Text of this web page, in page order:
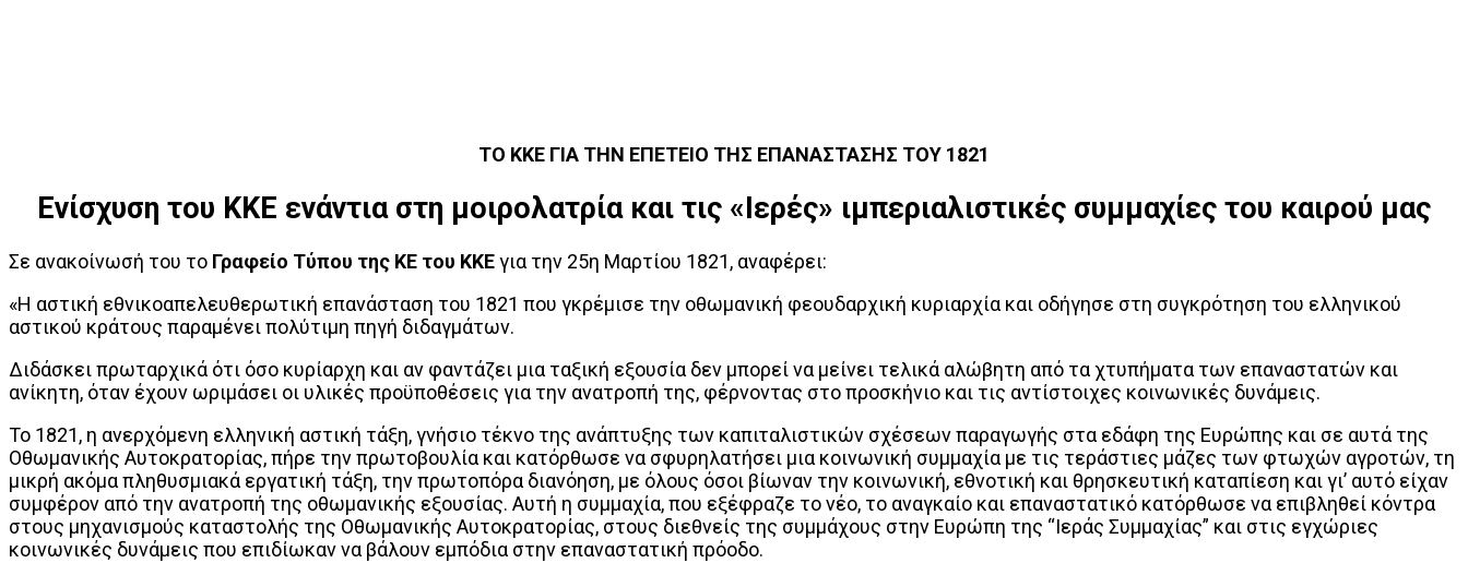
ΤΟ ΚΚΕ ΓΙΑ ΤΗΝ ΕΠΕΤΕΙΟ ΤΗΣ ΕΠΑΝΑΣΤΑΣΗΣ ΤΟΥ 1821
Ενίσχυση του ΚΚΕ ενάντια στη μοιρολατρία και τις «Ιερές» ιμπεριαλιστικές συμμαχίες του καιρού μας
Σε ανακοίνωσή του το Γραφείο Τύπου της ΚΕ του ΚΚΕγια την 25η Μαρτίου 1821, αναφέρει:
«Η αστική εθνικοαπελευθερωτική επανάσταση του 1821 που γκρέμισε την οθωμανική φεουδαρχική κυριαρχία και οδήγησε στη συγκρότηση του ελληνικού
αστικού κράτους παραμένει πολύτιμη πηγή διδαγμάτων.
Διδάσκει πρωταρχικά ότι όσο κυρίαρχη και αν φαντάζει μια ταξική εξουσία δεν μπορεί να μείνει τελικά αλώβητη από τα χτυπήματα των επαναστατών και
ανίκητη, όταν έχουν ωριμάσει οι υλικές προϋποθέσεις για την ανατροπή της, φέρνοντας στο προσκήνιο και τις αντίστοιχες κοινωνικές δυνάμεις.
Το 1821, η ανερχόμενη ελληνική αστική τάξη, γνήσιο τέκνο της ανάπτυξης των καπιταλιστικών σχέσεων παραγωγής στα εδάφη της Ευρώπης και σε αυτά της
Οθωμανικής Αυτοκρατορίας, πήρε την πρωτοβουλία και κατόρθωσε να σφυρηλατήσει μια κοινωνική συμμαχία με τις τεράστιες μάζες των φτωχών αγροτών, τη
μικρή ακόμα πληθυσμιακά εργατική τάξη, την πρωτοπόρα διανόηση, με όλους όσοι βίωναν την κοινωνική, εθνοτική και θρησκευτική καταπίεση και γι’ αυτό είχαν
συμφέρον από την ανατροπή της οθωμανικής εξουσίας. Αυτή η συμμαχία, που εξέφραζε το νέο, το αναγκαίο και επαναστατικό κατόρθωσε να επιβληθεί κόντρα
στους μηχανισμούς καταστολής της Οθωμανικής Αυτοκρατορίας, στους διεθνείς της συμμάχους στην Ευρώπη της “Ιεράς Συμμαχίας” και στις εγχώριες
κοινωνικές δυνάμεις που επιδίωκαν να βάλουν εμπόδια στην επαναστατική πρόοδο.